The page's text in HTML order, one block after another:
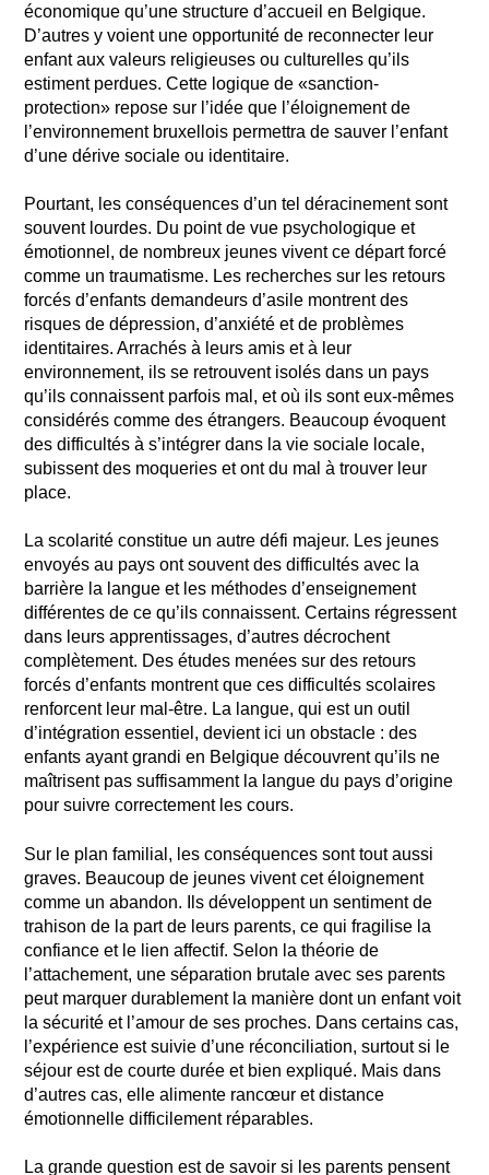
économique qu’une structure d’accueil en Belgique.
D’autres y voient une opportunité de reconnecter leur
enfant aux valeurs religieuses ou culturelles qu’ils
estiment perdues. Cette logique de «sanction-
protection» repose sur l’idée que l’éloignement de
l’environnement bruxellois permettra de sauver l’enfant
d’une dérive sociale ou identitaire.
Pourtant, les conséquences d’un tel déracinement sont
souvent lourdes. Du point de vue psychologique et
émotionnel, de nombreux jeunes vivent ce départ forcé
comme un traumatisme. Les recherches sur les retours
forcés d’enfants demandeurs d’asile montrent des
risques de dépression, d’anxiété et de problèmes
identitaires. Arrachés à leurs amis et à leur
environnement, ils se retrouvent isolés dans un pays
qu’ils connaissent parfois mal, et où ils sont eux-mêmes
considérés comme des étrangers. Beaucoup évoquent
des difficultés à s’intégrer dans la vie sociale locale,
subissent des moqueries et ont du mal à trouver leur
place.
La scolarité constitue un autre défi majeur. Les jeunes
envoyés au pays ont souvent des difficultés avec la
barrière la langue et les méthodes d’enseignement
différentes de ce qu’ils connaissent. Certains régressent
dans leurs apprentissages, d’autres décrochent
complètement. Des études menées sur des retours
forcés d’enfants montrent que ces difficultés scolaires
renforcent leur mal-être. La langue, qui est un outil
d’intégration essentiel, devient ici un obstacle : des
enfants ayant grandi en Belgique découvrent qu’ils ne
maîtrisent pas suffisamment la langue du pays d’origine
pour suivre correctement les cours.
Sur le plan familial, les conséquences sont tout aussi
graves. Beaucoup de jeunes vivent cet éloignement
comme un abandon. Ils développent un sentiment de
trahison de la part de leurs parents, ce qui fragilise la
confiance et le lien affectif. Selon la théorie de
l’attachement, une séparation brutale avec ses parents
peut marquer durablement la manière dont un enfant voit
la sécurité et l’amour de ses proches. Dans certains cas,
l’expérience est suivie d’une réconciliation, surtout si le
séjour est de courte durée et bien expliqué. Mais dans
d’autres cas, elle alimente rancœur et distance
émotionnelle difficilement réparables.
La grande question est de savoir si les parents pensent